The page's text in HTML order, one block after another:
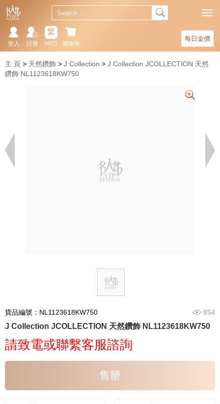
每日金價
購物車
繁
HKD
註冊
登入
主 頁 天然鑽飾 J Collection
J Collection JCOLLECTION 天然
鑽飾 NL1123618KW750
貨品編號：NL1123618KW750 854
J Collection JCOLLECTION 天然鑽飾 NL1123618KW750
請致電或聯繫客服諮詢
售罄